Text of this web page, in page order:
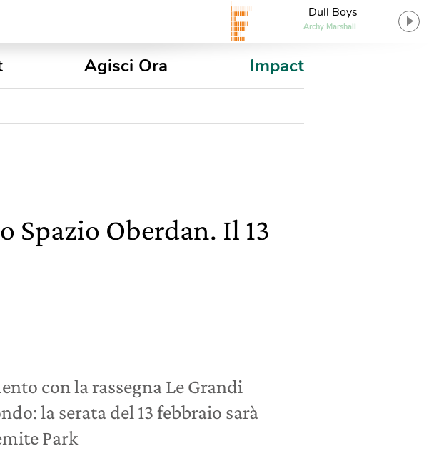
Dull Boys
Archy Marshall
Agisci Ora Impact
Spazio Oberdan. Il 13
con la rassegna Le Grandi
la serata del 13 febbraio sarà
Park